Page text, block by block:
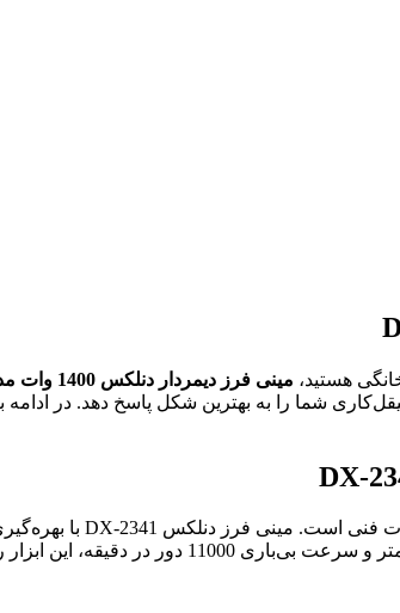
هستید، مینی فرز دیمردار دنلکس 1400 وات مدل DX-2341
شما را به بهترین شکل پاسخ دهد. در ادامه با
پوشش رزین اپوکسی، دوام و عملکردی بی‌نظیر را